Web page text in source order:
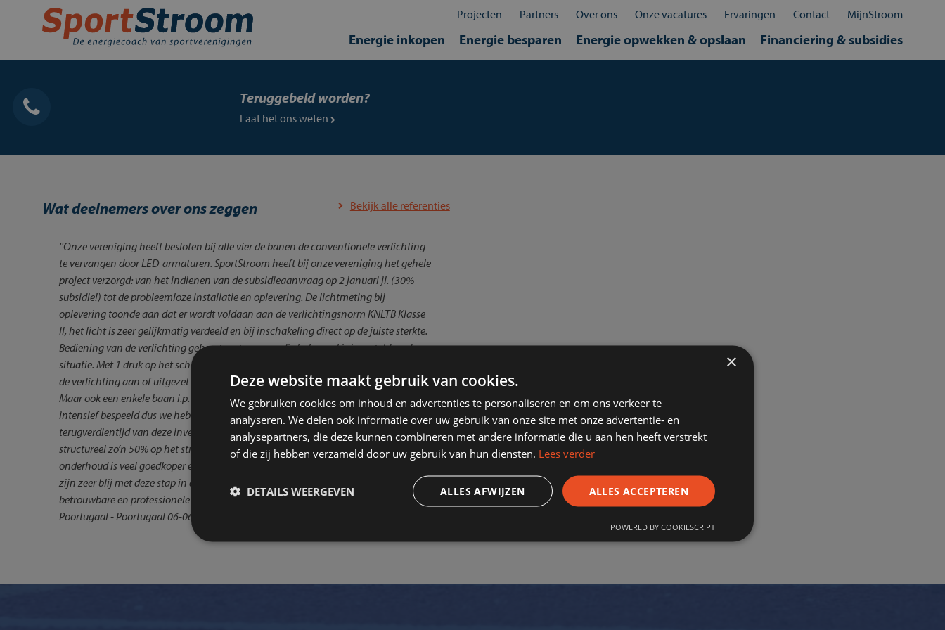
Sluit
Energie besparen
Contact
Mijn SportStroom
Projecten Partners Over ons Onze vacatures Ervaringen Contact MijnStroom
Energie inkopen Energie besparen Energie opwekken & opslaan Financiering & subsidies
Teruggebeld worden?
Laat het ons weten
Wat deelnemers over ons zeggen Bekijk alle referenties
''Onze vereniging heeft besloten bij alle vier de banen de conventionele verlichting
te vervangen door LED-armaturen. SportStroom heeft bij onze vereniging het gehele
project verzorgd: van het indienen van de subsidieaanvraag op 2 januari jl. (30%
subsidie!) tot de probleemloze installatie en oplevering. De lichtmeting bij
oplevering toonde aan dat er wordt voldaan aan de verlichtingsnorm KNLTB Klasse
II, het licht is zeer gelijkmatig verdeeld en bij inschakeling direct op de juiste sterkte.
Bediening van de verlichting gebeurt met een app die helemaal is ingesteld op de
situatie. Met 1 druk op het scherm, van de tablet in de hal of eigen smartphone, kan
de verlichting aan of uitgezet worden, met keuze uit wedstrijd- of recreatieniveau.
Maar ook een enkele baan i.p.v. 2 banen verlichten is mogelijk. Onze banen worden
intensief bespeeld dus we hebben een fors aantal branduren per jaar. De
terugverdientijd van deze investering bedraagt ongeveer 8 jaar. Onze vereniging zal
structureel zo’n 50% op het stroomverbruik van de baanverlichting besparen,
onderhoud is veel goedkoper en de LED-lampen hebben een lange levensduur. We
zijn zeer blij met deze stap in duurzaamheid en SportStroom zeer erkentelijk voor de
betrouwbare en professionele begeleiding en uitvoering."Ton Vuik– bestuurder TV
Poortugaal - Poortugaal 06-06-2017
×
Deze website maakt gebruik van cookies.
We gebruiken cookies om inhoud en advertenties te personaliseren en om ons verkeer te
analyseren. We delen ook informatie over uw gebruik van onze site met onze advertentie- en
analysepartners, die deze kunnen combineren met andere informatie die u aan hen heeft verstrekt
of die zij hebben verzameld door uw gebruik van hun diensten. Lees verder
ALLES ACCEPTEREN
ALLES AFWIJZEN
DETAILS WEERGEVEN
POWERED BY COOKIESCRIPT